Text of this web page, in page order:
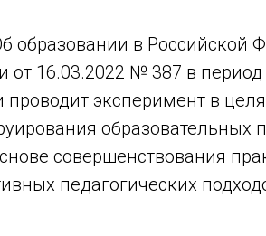
образовании в Российской
16.03.2022 № 387 в
эксперимент в
совершенствования
педагогических